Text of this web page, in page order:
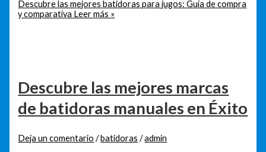
Descubre las mejores batidoras para jugos: Guía de compra
y comparativa Leer más »
Descubre las mejores marcas
de batidoras manuales en Éxito
Deja un comentario /batidoras /admin